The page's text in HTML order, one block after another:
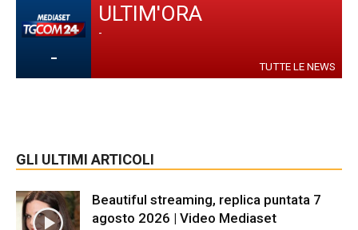
-
ULTIM'ORA
-
TUTTE LE NEWS
GLI ULTIMI ARTICOLI
Beautiful streaming, replica puntata 7
agosto 2026 | Video Mediaset